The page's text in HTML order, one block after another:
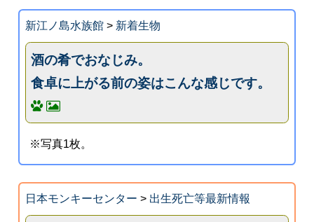
新江ノ島水族館> 新着生物
酒の肴でおなじみ。
食卓に上がる前の姿はこんな感じです。
※写真1枚。
日本モンキーセンター > 出生死亡等最新情報